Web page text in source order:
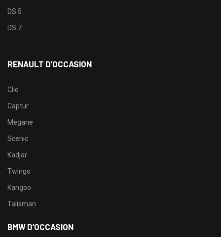
DS 5
DS 7
RENAULT D’OCCASION
Clio
Captur
Megane
Scenic
Kadjar
Twingo
Kangoo
Talisman
BMW D’OCCASION